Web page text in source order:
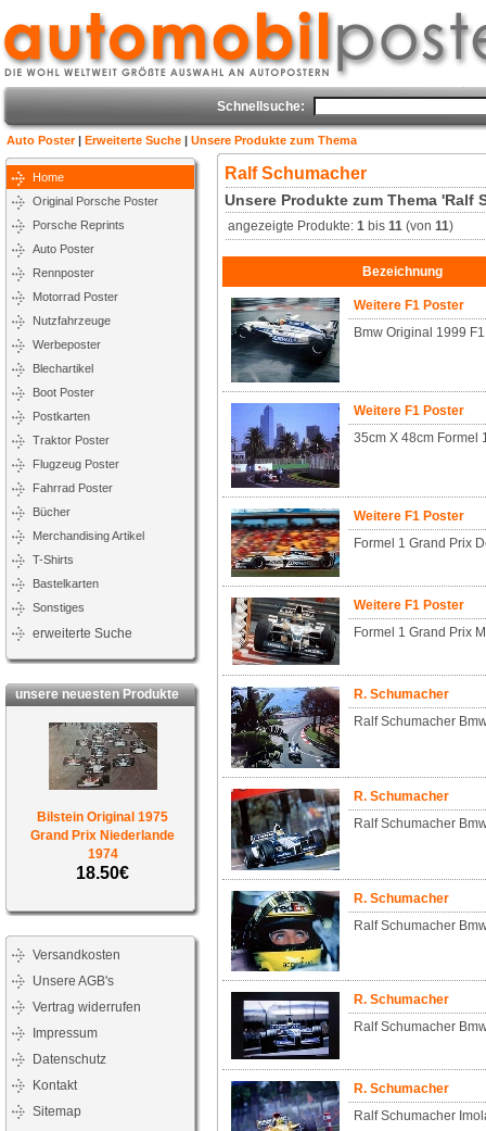
Schnellsuche:
Auto Poster| Erweiterte Suche | Unsere Produkte zum Thema
Home
Original Porsche Poster
Porsche Reprints
Auto Poster
Rennposter
Motorrad Poster
Nutzfahrzeuge
Werbeposter
Blechartikel
Boot Poster
Postkarten
Traktor Poster
Flugzeug Poster
Fahrrad Poster
Bücher
Merchandising Artikel
T-Shirts
Bastelkarten
Sonstiges
erweiterte Suche
unsere neuesten Produkte
Bilstein Original 1975
Grand Prix Niederlande
1974
18.50€
Versandkosten
Unsere AGB's
Vertrag widerrufen
Impressum
Datenschutz
Kontakt
Sitemap
Ralf Schumacher
Unsere Produkte zum Thema 'Ralf
angezeigte Produkte:1 bis11 (von11)
Bezeichnung
Weitere F1 Poster
Bmw Original 1999
Weitere F1 Poster
35cm X 48cm Formel
Weitere F1 Poster
Formel 1 Grand Prix
Weitere F1 Poster
Formel 1 Grand Prix
R. Schumacher
Ralf Schumacher
R. Schumacher
Ralf Schumacher
R. Schumacher
Ralf Schumacher
R. Schumacher
Ralf Schumacher
R. Schumacher
Ralf Schumacher